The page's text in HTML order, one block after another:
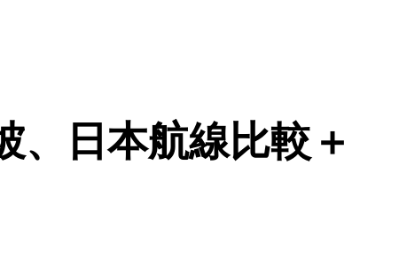
、日本航線比較＋